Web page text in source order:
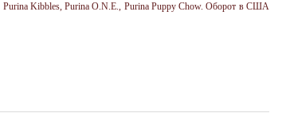
Kibbles, Purina O.N.E., Purina Puppy Chow.Оборот в США